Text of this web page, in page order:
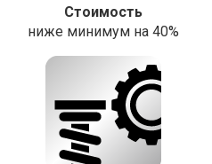
Стоимость
ниже минимум на 40%